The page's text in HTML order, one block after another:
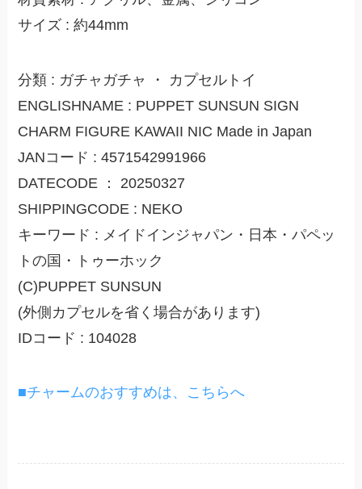
サイズ : 約44mm
分類 : ガチャガチャ ・ カプセルトイ
ENGLISHNAME : PUPPET SUNSUN SIGN
CHARM FIGURE KAWAII NIC Made in Japan
JANコード : 4571542991966
DATECODE ： 20250327
SHIPPINGCODE : NEKO
キーワード : メイドインジャパン・日本・パペッ
トの国・トゥーホック
(C)PUPPET SUNSUN
(外側カプセルを省く場合があります)
IDコード : 104028
■チャームのおすすめは、こちらへ